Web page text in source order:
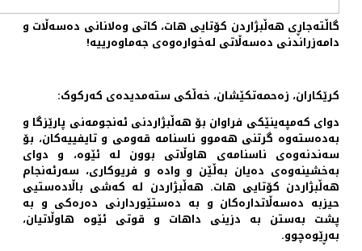
گاڵتەجاڕی هەڵبژاردن کۆتایی هات، کاتی وەلانانی دەسەڵات و
دامەزراندنی دەسەڵاتی لەخوارەوەی جەماوەرییە!
کرێکاران، زەحمەتکێشان، خەڵکی ستەمدیدەی کەرکوک:
دوای کەمپەینێکی فراوان بۆ هەڵبژاردنی ئەنجومەنی پارێزگا و
بەدەستەوە گرتنی هەموو ناسنامە قەومی و تایفییەکان، بۆ
سەندنەوەی ناسنامەی هاوڵاتی بوون لە ئێوە، و دوای
بەخشینەوەی دەیان بەڵێن و وادە و فریوکاری، سەرئەنجام
هەڵبژاردن کۆتایی هات. هەڵبژاردن لە کەشی باڵادەستیی
حیزبە دەسەڵاتدارەکان و بە دەستێوردارنی دەرەکی و بە
پشت بەستن بە دزینی داهات و قوتی ئێوە هاوڵاتیان،
بەڕێوەچوو.